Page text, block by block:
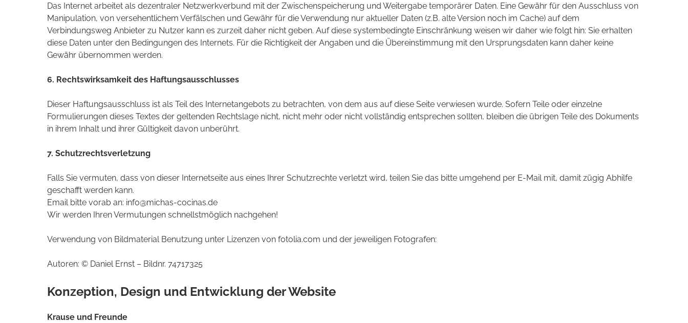
Das Internet arbeitet als dezentraler Netzwerkverbund mit der Zwischenspeicherung und Weitergabe temporärer Daten. Eine Gewähr für den Ausschluss von
Manipulation, von versehentlichem Verfälschen und Gewähr für die Verwendung nur aktueller Daten (z.B. alte Version noch im Cache) auf dem
Verbindungsweg Anbieter zu Nutzer kann es zurzeit daher nicht geben. Auf diese systembedingte Einschränkung weisen wir daher wie folgt hin: Sie erhalten
diese Daten unter den Bedingungen des Internets. Für die Richtigkeit der Angaben und die Übereinstimmung mit den Ursprungsdaten kann daher keine
Gewähr übernommen werden.
6. Rechtswirksamkeit des Haftungsausschlusses
Dieser Haftungsausschluss ist als Teil des Internetangebots zu betrachten, von dem aus auf diese Seite verwiesen wurde. Sofern Teile oder einzelne
Formulierungen dieses Textes der geltenden Rechtslage nicht, nicht mehr oder nicht vollständig entsprechen sollten, bleiben die übrigen Teile des Dokuments
in ihrem Inhalt und ihrer Gültigkeit davon unberührt.
7. Schutzrechtsverletzung
Falls Sie vermuten, dass von dieser Internetseite aus eines Ihrer Schutzrechte verletzt wird, teilen Sie das bitte umgehend per E-Mail mit, damit zügig Abhilfe
geschafft werden kann.
Email bitte vorab an: info@michas-cocinas.de
Wir werden Ihren Vermutungen schnellstmöglich nachgehen!
Verwendung von Bildmaterial Benutzung unter Lizenzen von fotolia.com und der jeweiligen Fotografen:
Autoren: © Daniel Ernst – Bildnr. 74717325
Konzeption, Design und Entwicklung der Website
Krause und Freunde